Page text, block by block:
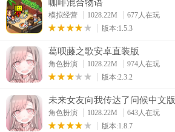
咖啡混合物语
模拟经营 1028.22M
677人在玩
版本:1.5.3
葛呗藤之歌安卓直装版
角色扮演 1028.22M
974人在玩
版本:2.3.2
未来女友向我传达了问候中文版
角色扮演 1028.22M
643人在玩
版本:1.8.7